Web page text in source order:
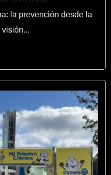
la prevención desde la